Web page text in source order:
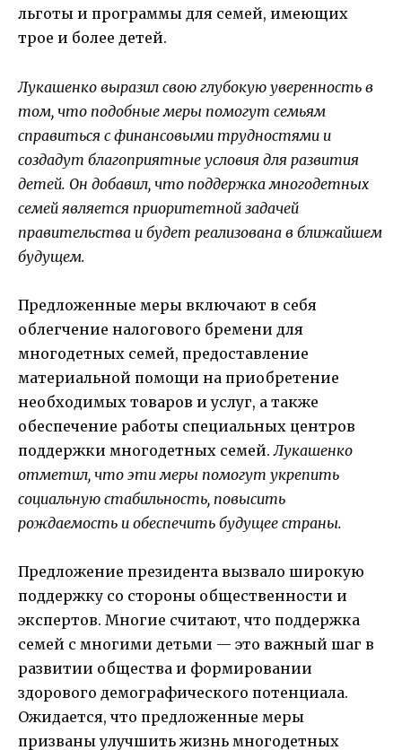
льготы и программы для семей, имеющих
трое и более детей.
Лукашенко выразил свою глубокую уверенность в
том, что подобные меры помогут семьям
справиться с финансовыми трудностями и
создадут благоприятные условия для развития
детей. Он добавил, что поддержка многодетных
семей является приоритетной задачей
правительства и будет реализована в ближайшем
будущем.
Предложенные меры включают в себя
облегчение налогового бремени для
многодетных семей, предоставление
материальной помощи на приобретение
необходимых товаров и услуг, а также
обеспечение работы специальных центров
поддержки многодетных семей.Лукашенко
отметил, что эти меры помогут укрепить
социальную стабильность, повысить
рождаемость и обеспечить будущее страны.
Предложение президента вызвало широкую
поддержку со стороны общественности и
экспертов. Многие считают, что поддержка
семей с многими детьми — это важный шаг в
развитии общества и формировании
здорового демографического потенциала.
Ожидается, что предложенные меры
призваны улучшить жизнь многодетных